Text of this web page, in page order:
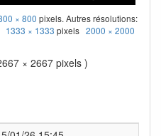
× 800 pixels. Autres résolutions:
1333 × 1333 pixels 2000 × 2000
× 2667 pixels )